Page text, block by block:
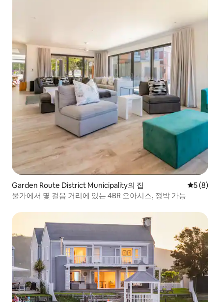
Garden Route District Municipality의 집 평점 5점
5 (8)
물가에서 몇 걸음 거리에 있는 4BR 오아시스, 정박 가능